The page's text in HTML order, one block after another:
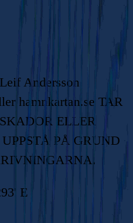
Andersson
hamnkartan.se TAR
ELLER
PÅ GRUND
E